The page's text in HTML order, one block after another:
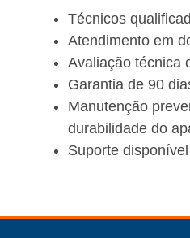
Técnicos
Atendimento em
Avaliação técnica
Garantia de 90
Manutenção
durabilidade do
Suporte